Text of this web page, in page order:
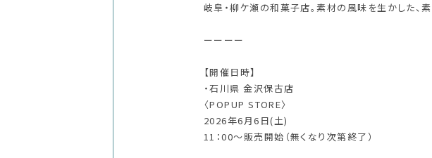
岐阜・柳ケ瀬の和菓子店。素材の風味を生かした、
ーーーー
【開催日時】
・石川県 金沢保古店
〈POPUP STORE〉
2026年6月6日(土)
11：00～販売開始（無くなり次第終了）